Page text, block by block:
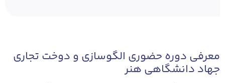
معرفی دوره حضوری الگوسازی و دوخت تجاری
جهاد دانشگاهی هنر